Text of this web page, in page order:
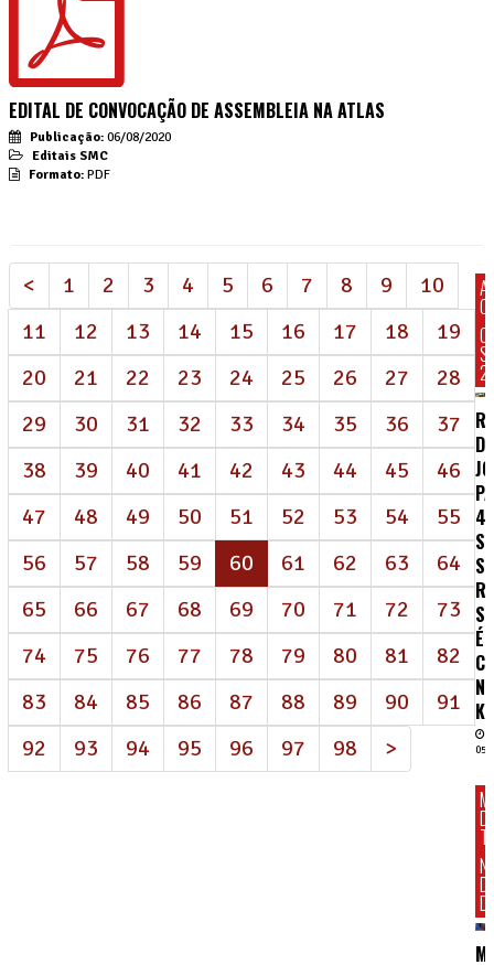
EDITAL DE CONVOCAÇÃO DE ASSEMBLEIA NA ATLAS
Publicação: 06/08/2020
Editais SMC
Formato: PDF
< 1 2 3 4 5 6 7 8 9
10
11
12 13 14 15 16 17 18
19
20
21 22 23 24 25 26 27
28
29
30 31 32 33 34 35 36
37
38
39 40 41 42 43 44 45
46
47
48 49 50 51 52 53 54
55
56
57 58 59 60 (atual)
61 62 63
64
65
66 67 68 69 70 71 72
73
74
75 76 77 78 79 80 81
82
83
84 85 86 87 88 89 90
91
92
93 94 95 96 97 98 >
DE
É
NA
05/